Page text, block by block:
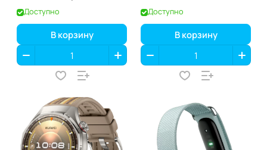
Доступно
В корзину
42мм, (GPS)
Доступно
В корзину